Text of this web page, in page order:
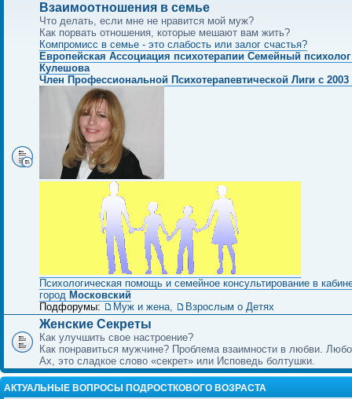
Взаимоотношения в семье
Что делать, если мне не нравится мой муж?
Как порвать отношения, которые мешают вам жить?
Компромисс в семье - это слабость или залог счастья?
Европейская Ассоциация психотерапии Семейный
Кулешова
Член Профессиональной Психотерапевтической Лиги с 2003
Психологическая помощь и семейное консультирование в
город Московский
Подфорумы:
Муж и жена, Взрослым о Детях
Женские Секреты
Как улучшить свое настроение?
Как понравиться мужчине? Проблема взаимности в любви.
Ах, это сладкое слово «секрет» или Исповедь болтушки.
АКТУАЛЬНЫЕ ВОПРОСЫ ПОДРОСТКОВОГО ВОЗРАСТА